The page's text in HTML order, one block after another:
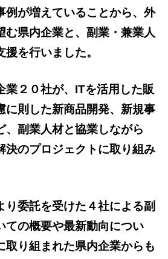
例が増えていることから、外
む県内企業と、副業・兼業人
を行いました。
業２０社が、ITを活用した販
に則した新商品開発、新規事
、副業人材と協業しながら
決のプロジェクトに取り組み
り委託を受けた４社による副
ての概要や最新動向につい
取り組まれた県内企業からも